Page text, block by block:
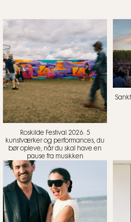
Roskilde Festival 2026: 5
kunstværker og performances, du
bør opleve, når du skal have en
pause fra musikken